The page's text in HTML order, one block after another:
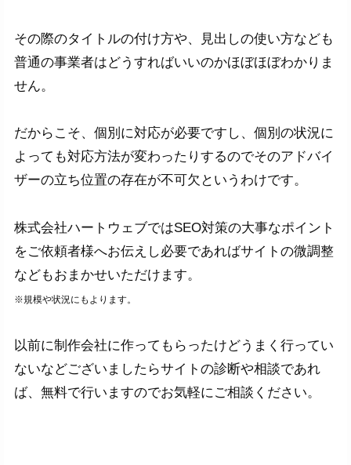
その際のタイトルの付け方や、見出しの使い方なども
普通の事業者はどうすればいいのかほぼほぼわかりま
せん。
だからこそ、個別に対応が必要ですし、個別の状況に
よっても対応方法が変わったりするのでそのアドバイ
ザーの立ち位置の存在が不可欠というわけです。
株式会社ハートウェブではSEO対策の大事なポイント
をご依頼者様へお伝えし必要であればサイトの微調整
などもおまかせいただけます。
※規模や状況にもよります。
以前に制作会社に作ってもらったけどうまく行ってい
ないなどございましたらサイトの診断や相談であれ
ば、無料で行いますのでお気軽にご相談ください。